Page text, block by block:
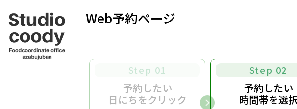
Web予約ページ
Step 01
予約したい
日にちをクリック
Step 02
予約したい
時間帯を選択